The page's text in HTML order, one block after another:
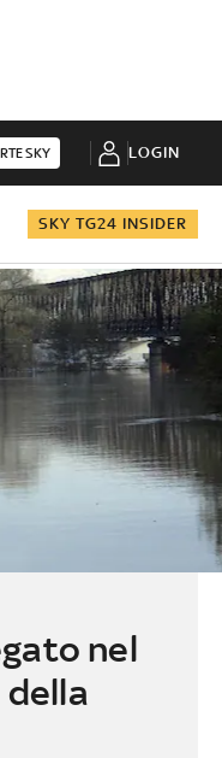
SKY LOGIN
SKY TG24 INSIDER
nel
della